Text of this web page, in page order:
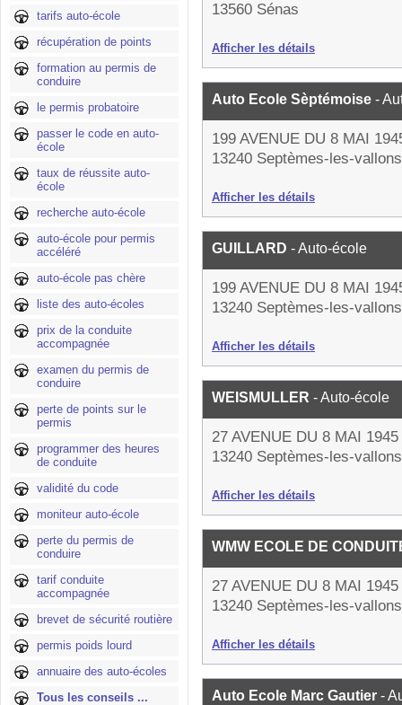
tarifs auto-école
récupération de points
formation au permis de
conduire
le permis probatoire
passer le code en auto-
école
taux de réussite auto-
école
recherche auto-école
auto-école pour permis
accéléré
auto-école pas chère
liste des auto-écoles
prix de la conduite
accompagnée
examen du permis de
conduire
perte de points sur le
permis
programmer des heures
de conduite
validité du code
moniteur auto-école
perte du permis de
conduire
tarif conduite
accompagnée
brevet de sécurité routière
permis poids lourd
annuaire des auto-écoles
Tous les conseils ...
13560 Sénas
Afficher les détails
Auto Ecole Sèptémoise -
199 AVENUE DU 8 MAI
13240 Septèmes-les-vallons
Afficher les détails
GUILLARD - Auto-école
199 AVENUE DU 8 MAI
13240 Septèmes-les-vallons
Afficher les détails
WEISMULLER - Auto-école
27 AVENUE DU 8 MAI 1945
13240 Septèmes-les-vallons
Afficher les détails
WMW ECOLE DE
27 AVENUE DU 8 MAI 1945
13240 Septèmes-les-vallons
Afficher les détails
Auto Ecole Marc Gautier -